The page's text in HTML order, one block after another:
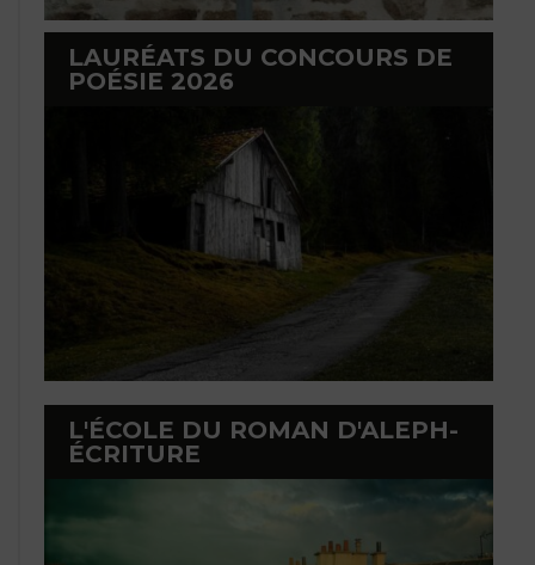
LAURÉATS DU CONCOURS DE
POÉSIE 2026
L'ÉCOLE DU ROMAN D'ALEPH-
ÉCRITURE